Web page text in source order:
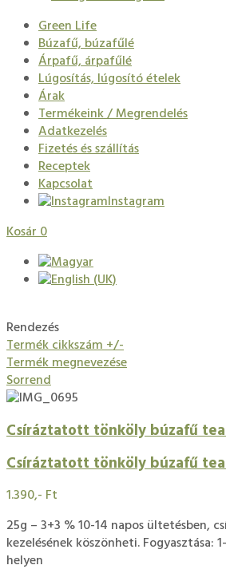
Green Life
Búzafű, búzafűlé
Árpafű, árpafűlé
Lúgosítás, lúgosító ételek
Árak
Termékeink / Megrendelés
Adatkezelés
Fizetés és szállítás
Receptek
Kapcsolat
Instagram
Kosár0
Rendezés
Termék cikkszám +/-
Termék megnevezése
Sorrend
Csíráztatott tönköly búzafű
Csíráztatott tönköly búzafű
1.390,- Ft
25g – 3+3 % 10-14 napos
kezelésének köszönheti.
helyen